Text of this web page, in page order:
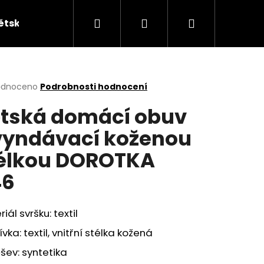
obuv Kabelky
Hledat PřihlášeníNákupní
Podrobnosti hodnocení
domácí obuv
koženou
DOROTKA
svršku: textil
textil, vnitřní stélka kožená
syntetika
ŽABKY INBLU ZO19